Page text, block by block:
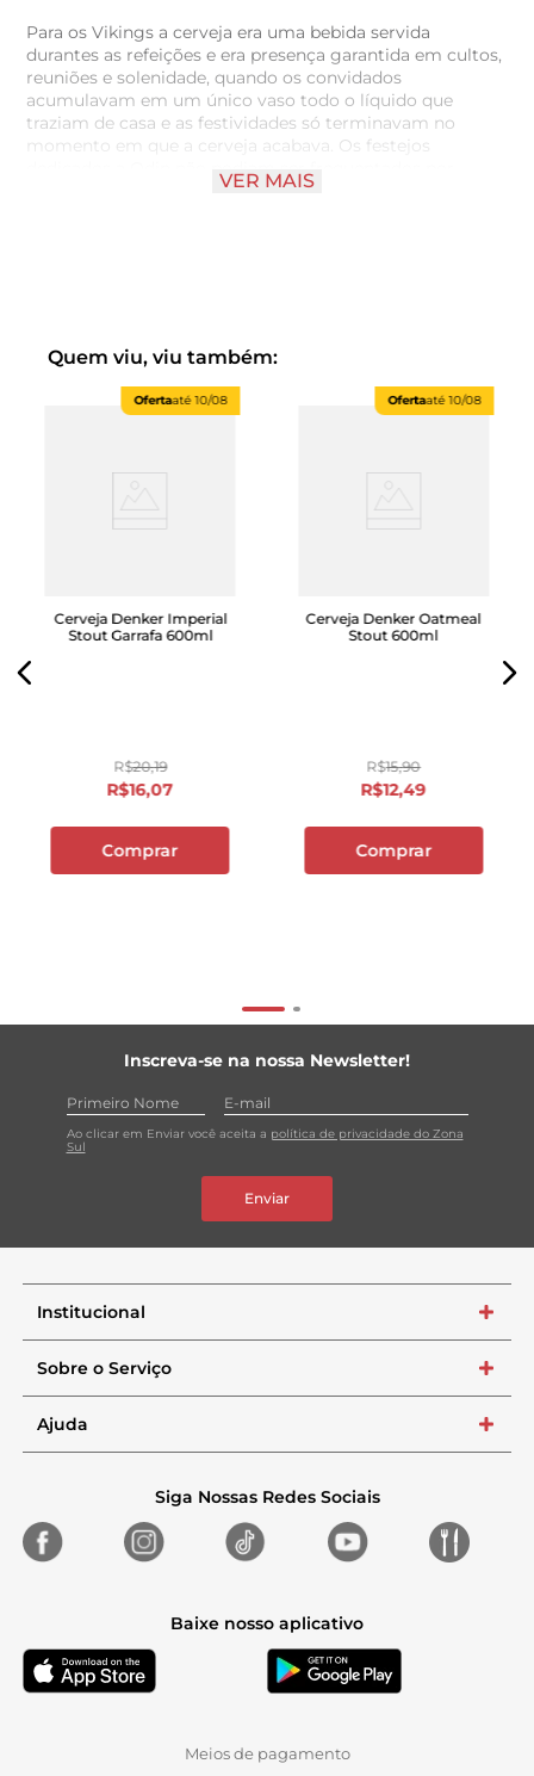
Para os Vikings a cerveja era uma bebida servida
durantes as refeições e era presença garantida em cultos,
reuniões e solenidade, quando os convidados
acumulavam em um único vaso todo o líquido que
traziam de casa e as festividades só terminavam no
momento em que a cerveja acabava. Os festejos
dedicados a Odin não podiam ser frequentados por
pessoas que não tivessem tomado grandes doses de
marcam presença.
VER MAIS
Quem viu, viu também:
Ofertaaté10/08
Cerveja Denker Imperial
Stout Garrafa 600ml
R$20,19
R$16,07
Comprar
Ofertaaté10/08
Cerveja Denker Oatmeal
Stout 600ml
R$15,90
R$12,49
Comprar
Inscreva-se na nossa Newsletter!
Ao clicar em Enviar você aceita a política de privacidade do Zona
Sul
Enviar
Institucional +
Sobre o Serviço +
Ajuda +
Siga Nossas Redes Sociais
Baixe nosso aplicativo
Meios de pagamento